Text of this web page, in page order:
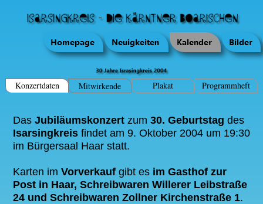
Konzertdaten Mitwirkende Plakat Programmheft
Das Jubiläumskonzert zum 30. Geburtstag des
Isarsingkreisfindet am 9. Oktober 2004 um 19:30
im Bürgersaal Haar statt.
Karten im Vorverkaufgibt es im Gasthof zur
Post in Haar, Schreibwaren Willerer Leibstraße
24 und Schreibwaren Zollner Kirchenstraße 1.